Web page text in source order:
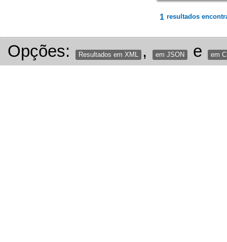
1 resultados
Opções: Resultados em XML , em JSON e em